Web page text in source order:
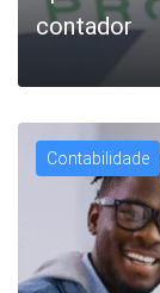
contador
LEIA MAIS
Contabilidade